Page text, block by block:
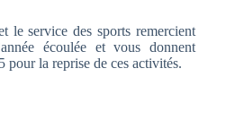
le service des sports remercient
écoulée et vous donnent
pour la reprise de ces activités.